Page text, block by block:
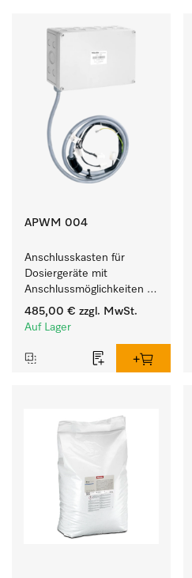
APWM 004
Anschlusskasten für
Dosiergeräte mit
Anschlussmöglichkeiten
für maximal 6
Dosierpumpen.
485,00 € zzgl. MwSt.
Auf Lager